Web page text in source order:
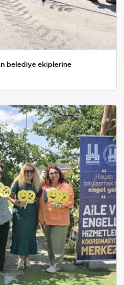
belediye ekiplerine